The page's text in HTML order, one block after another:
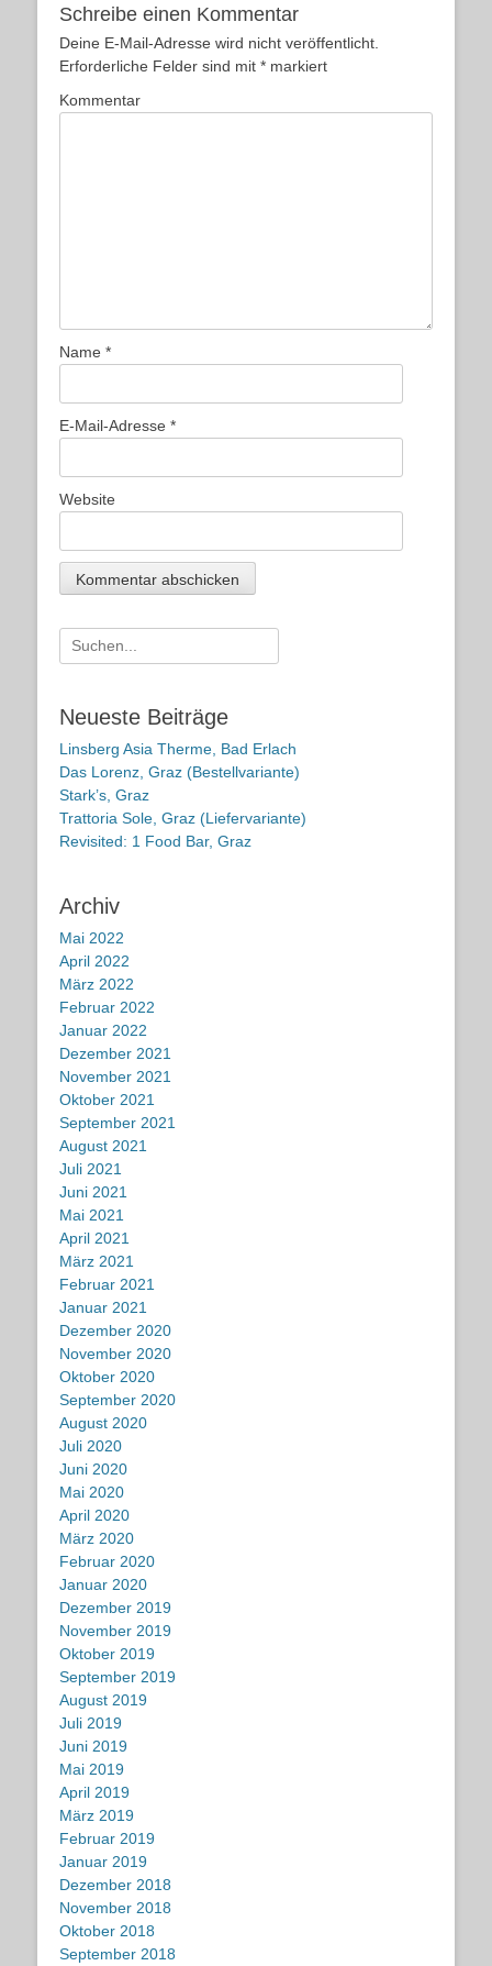
Schreibe einen Kommentar
Deine E-Mail-Adresse wird nicht veröffentlicht.
Erforderliche Felder sind mit * markiert
Kommentar
Name *
E-Mail-Adresse *
Website
Suche
nach:
Neueste Beiträge
Linsberg Asia Therme, Bad Erlach
Das Lorenz, Graz (Bestellvariante)
Stark’s, Graz
Trattoria Sole, Graz (Liefervariante)
Revisited: 1 Food Bar, Graz
Archiv
Mai 2022
April 2022
März 2022
Februar 2022
Januar 2022
Dezember 2021
November 2021
Oktober 2021
September 2021
August 2021
Juli 2021
Juni 2021
Mai 2021
April 2021
März 2021
Februar 2021
Januar 2021
Dezember 2020
November 2020
Oktober 2020
September 2020
August 2020
Juli 2020
Juni 2020
Mai 2020
April 2020
März 2020
Februar 2020
Januar 2020
Dezember 2019
November 2019
Oktober 2019
September 2019
August 2019
Juli 2019
Juni 2019
Mai 2019
April 2019
März 2019
Februar 2019
Januar 2019
Dezember 2018
November 2018
Oktober 2018
September 2018